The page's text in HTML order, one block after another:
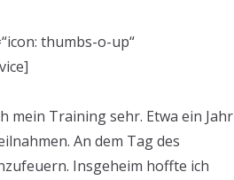
thumbs-o-up“
mein Training sehr. Etwa ein Jahr
An dem Tag des
Insgeheim hoffte ich